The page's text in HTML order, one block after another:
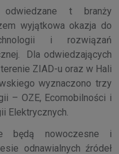
t branży
wyjątkowa okazja do
i rozwiązań
Dla odwiedzających
ZIAD-u oraz w Hali
wyznaczono trzy
– OZE, Ecomobilności i
Elektrycznych.
będą nowoczesne i
odnawialnych źródeł